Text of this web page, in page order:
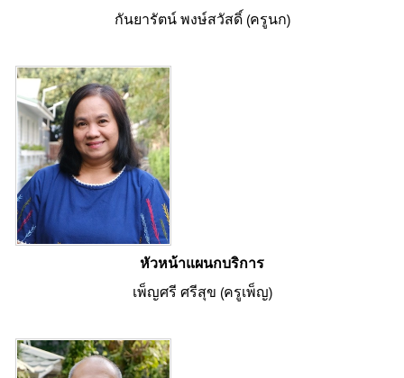
กันยารัตน์ พงษ์สวัสดิ์ (ครูนก)
หัวหน้าแผนกบริการ
เพ็ญศรี ศรีสุข (ครูเพ็ญ)